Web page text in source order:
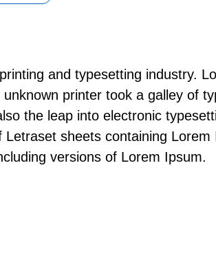
and typesetting industry.
printer took a galley of
the leap into electronic
sheets containing
versions of Lorem Ipsum.